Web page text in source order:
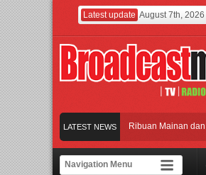
Latest update August 7th, 2026
LATEST NEWS
Jakarta dengan Ribuan Mainan dan
Gerbang Inovasi dan Peluang Bisnis Industri